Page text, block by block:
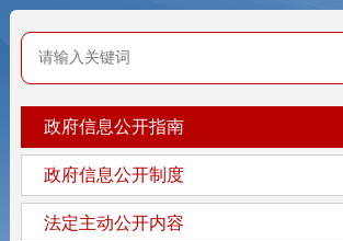
政府信息公开指南
政府信息公开制度
法定主动公开内容